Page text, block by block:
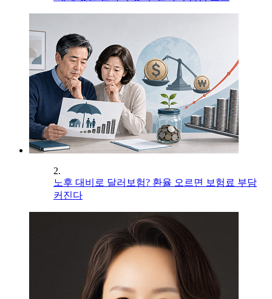
2.
노후 대비로 달러보험? 환율 오르면 보험료 부담
커진다